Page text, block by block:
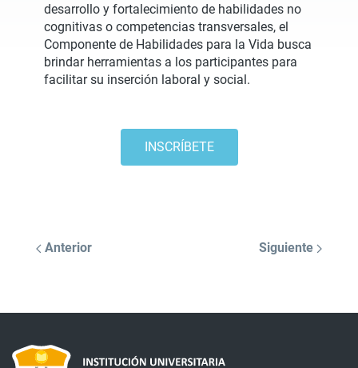
desarrollo y fortalecimiento de habilidades no
cognitivas o competencias transversales, el
Componente de Habilidades para la Vida busca
brindar herramientas a los participantes para
facilitar su inserción laboral y social.
INSCRÍBETE
Anterior Siguiente